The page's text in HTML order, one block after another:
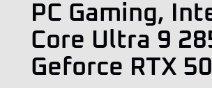
PC Gaming,
Core Ultra 9
Geforce RTX